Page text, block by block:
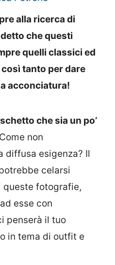
alla ricerca di
che questi
quelli classici ed
tanto per dare
acconciatura!
che sia un po’
Come non
diffusa esigenza? Il
celarsi
queste fotografie,
esse con
penserà il tuo
in tema di outfit e